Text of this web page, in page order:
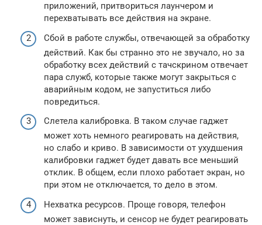
приложений, притвориться лаунчером и
перехватывать все действия на экране.
Сбой в работе службы, отвечающей за обработку
действий. Как бы странно это не звучало, но за
обработку всех действий с тачскрином отвечает
пара служб, которые также могут закрыться с
аварийным кодом, не запуститься либо
повредиться.
Слетела калибровка. В таком случае гаджет
может хоть немного реагировать на действия,
но слабо и криво. В зависимости от ухудшения
калибровки гаджет будет давать все меньший
отклик. В общем, если плохо работает экран, но
при этом не отключается, то дело в этом.
Нехватка ресурсов. Проще говоря, телефон
может зависнуть, и сенсор не будет реагировать